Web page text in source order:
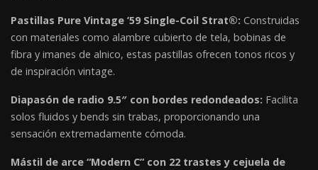
Pastillas Pure Vintage ’59 Single-Coil Strat®: Construidas
con materiales como alambre cubierto de tela, bobinas de
fibra y imanes de alnico, estas pastillas ofrecen tonos ricos y
de inspiración vintage.
Diapasón de radio 9.5″ con bordes redondeados: Facilita
solos fluidos y bends sin trabas, proporcionando una
sensación extremadamente cómoda.
Mástil de arce “Modern C” con 22 trastes y cejuela de